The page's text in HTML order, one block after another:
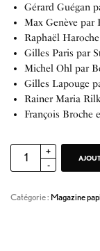
Gérard Guégan
Max Genève par
Raphaël
Gilles Paris par
Michel Ohl par
Gilles Lapouge
Rainer Maria
François Broche
Catégorie : Magazine